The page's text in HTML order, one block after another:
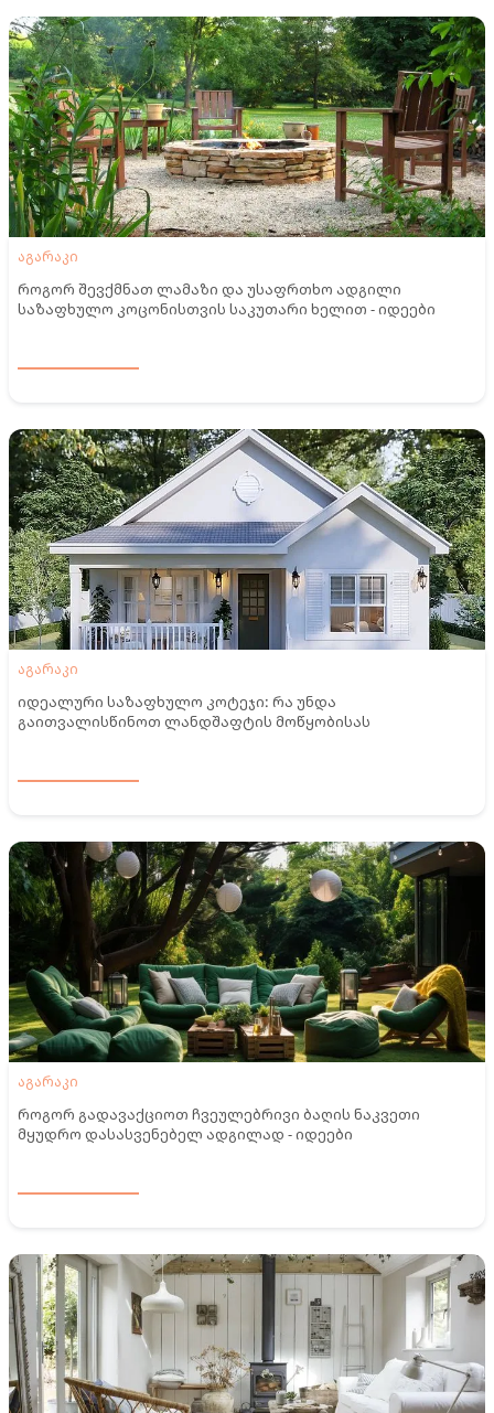
აგარაკი
როგორ შევქმნათ ლამაზი და უსაფრთხო ადგილი
საზაფხულო კოცონისთვის საკუთარი ხელით - იდეები
აგარაკი
იდეალური საზაფხულო კოტეჯი: რა უნდა
გაითვალისწინოთ ლანდშაფტის მოწყობისას
აგარაკი
როგორ გადავაქციოთ ჩვეულებრივი ბაღის ნაკვეთი
მყუდრო დასასვენებელ ადგილად - იდეები